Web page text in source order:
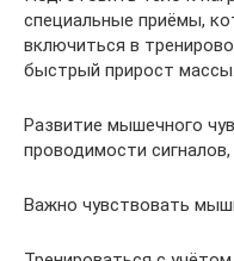
специальные приёмы,
включиться в
быстрый прирост массы.
Развитие мышечного
проводимости
Важно чувствовать